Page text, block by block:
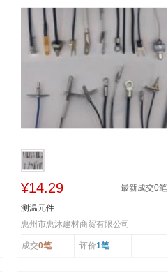
¥14.29 最新成交0笔
测温元件
惠州市惠沐建材商贸有限公司
成交0笔 评价1笔